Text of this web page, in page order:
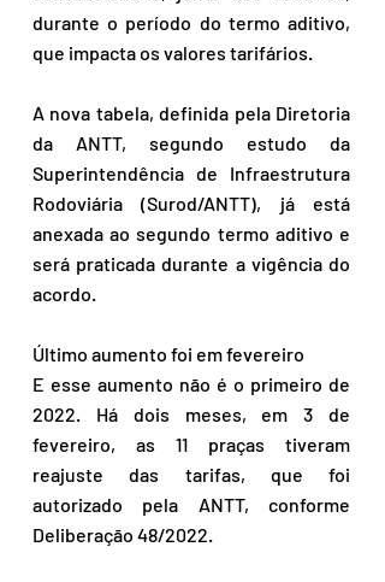
durante o período do termo aditivo,
que impacta os valores tarifários.
A nova tabela, definida pela Diretoria
da ANTT, segundo estudo da
Superintendência de Infraestrutura
Rodoviária (Surod/ANTT), já está
anexada ao segundo termo aditivo e
será praticada durante a vigência do
acordo.
Último aumento foi em fevereiro
E esse aumento não é o primeiro de
2022. Há dois meses, em 3 de
fevereiro, as 11 praças tiveram
reajuste das tarifas, que foi
autorizado pela ANTT, conforme
Deliberação 48/2022.